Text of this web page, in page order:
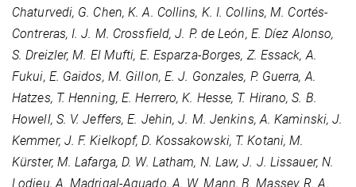
Chaturvedi, G. Chen, K. A. Collins, K. I. Collins, M. Cortés-
Contreras, I. J. M. Crossfield, J. P. de León, E. Díez Alonso,
S. Dreizler, M. El Mufti, E. Esparza-Borges, Z. Essack, A.
Fukui, E. Gaidos, M. Gillon, E. J. Gonzales, P. Guerra, A.
Hatzes, T. Henning, E. Herrero, K. Hesse, T. Hirano, S. B.
Howell, S. V. Jeffers, E. Jehin, J. M. Jenkins, A. Kaminski, J.
Kemmer, J. F. Kielkopf, D. Kossakowski, T. Kotani, M.
Kürster, M. Lafarga, D. W. Latham, N. Law, J. J. Lissauer, N.
Lodieu, A. Madrigal-Aguado, A. W. Mann, B. Massey, R. A.